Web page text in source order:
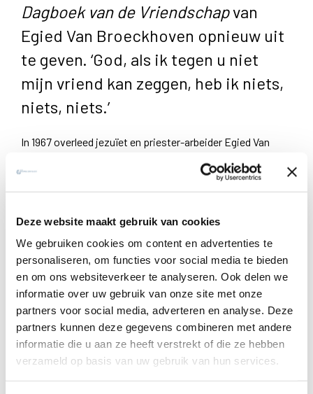
Deze website maakt gebruik van cookies
We gebruiken cookies om content en advertenties te
personaliseren, om functies voor social media te bieden
en om ons websiteverkeer te analyseren. Ook delen we
informatie over uw gebruik van onze site met onze
partners voor social media, adverteren en analyse. Deze
partners kunnen deze gegevens combineren met andere
informatie die u aan ze heeft verstrekt of die ze hebben
verzameld op basis van uw gebruik van hun services.
Dagboek van de Vriendschapvan
Egied Van Broeckhoven opnieuw uit
te geven. ‘God, als ik tegen u niet
mijn vriend kan zeggen, heb ik niets,
niets, niets.’
In 1967 overleed jezuïet en priester-arbeider Egied Van
Broeckhoven als gevolg van een noodlottig
arbeidsongeval in de fabriek waar hij werkzaam was. Hij
was 34 jaar oud. Drie jaar later verzamelde zijn
de meest sprekende passages uit Egieds dagboek. Het
werk maakte bij het uitkomen een enorme indruk en velen
zijn het al die tijd als een geestelijke schat blijven
koesteren.
In 2022, ruim vijftig jaar later, werd de eerste steen gelegd
voor een nieuwe jezuïetenschool
in Molenbeek, dichtbij de